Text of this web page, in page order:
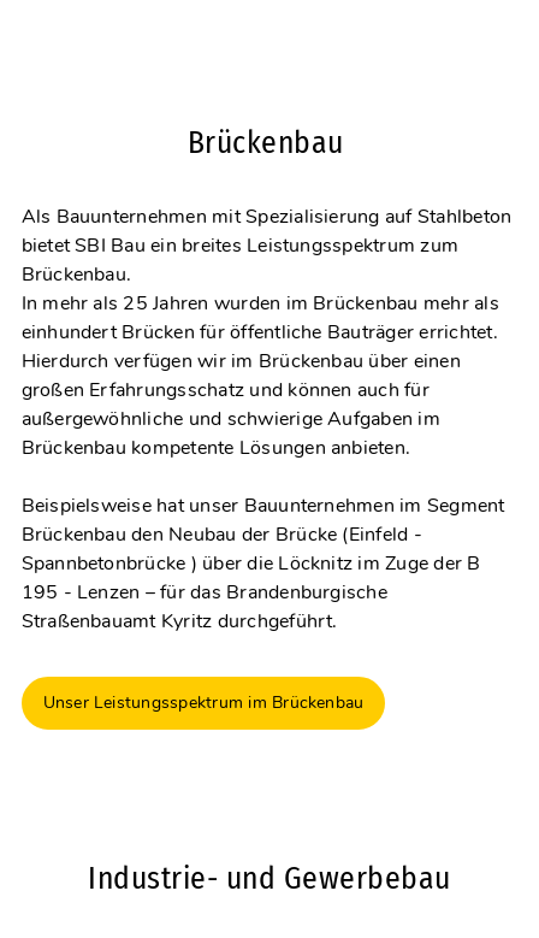
Brückenbau
Als Bauunternehmen mit Spezialisierung auf Stahlbeton
bietet SBI Bau ein breites Leistungsspektrum zum
Brückenbau.
In mehr als 25 Jahren wurden im Brückenbau mehr als
einhundert Brücken für öffentliche Bauträger errichtet.
Hierdurch verfügen wir im Brückenbau über einen
großen Erfahrungsschatz und können auch für
außergewöhnliche und schwierige Aufgaben im
Brückenbau kompetente Lösungen anbieten.
Beispielsweise hat unser Bauunternehmen im Segment
Brückenbau den Neubau der Brücke (Einfeld -
Spannbetonbrücke ) über die Löcknitz im Zuge der B
195 - Lenzen – für das Brandenburgische
Straßenbauamt Kyritz durchgeführt.
Unser Leistungsspektrum im Brückenbau
Industrie- und Gewerbebau